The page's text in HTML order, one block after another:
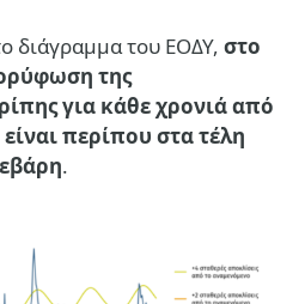
διάγραμμα του ΕΟΔΥ, στο
της
για κάθε χρονιά από
περίπου στα τέλη
.